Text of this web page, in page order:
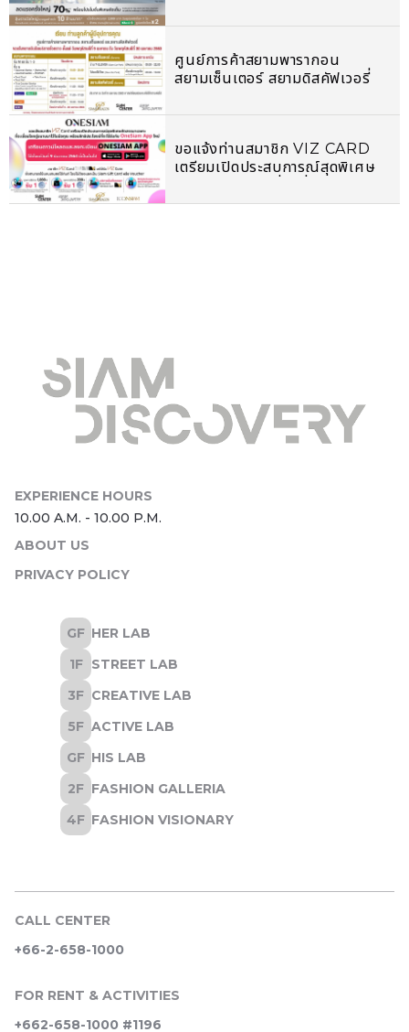
ศูนย์การค้าสยามพารากอน
สยามเซ็นเตอร์ สยามดิสคัฟเวอรี่
ปิดบริการชั่วคราว
ขอแจ้งท่านสมาชิก VIZ CARD
เตรียมเปิดประสบการณ์สุดพิเศษ
ขนานมาไว้ในมือคุณ พร้อมสิทธิ
ABOUT US
PRIVACY POLICY
CALL CENTER
+66-2-658-1000
FOR RENT & ACTIVITIES
+662-658-1000 #1196